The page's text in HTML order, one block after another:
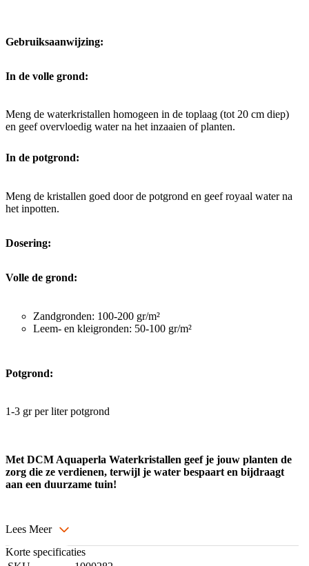
Gebruiksaanwijzing:
In de volle grond:
Meng de waterkristallen homogeen in de toplaag (tot 20 cm diep)
en geef overvloedig water na het inzaaien of planten.
In de potgrond:
Meng de kristallen goed door de potgrond en geef royaal water na
het inpotten.
Dosering:
Volle de grond:
Zandgronden: 100-200 gr/m²
Leem- en kleigronden: 50-100 gr/m²
Potgrond:
1-3 gr per liter potgrond
Met DCM Aquaperla Waterkristallen geef je jouw planten de
zorg die ze verdienen, terwijl je water bespaart en bijdraagt
aan een duurzame tuin!
Lees Meer
Korte specificaties